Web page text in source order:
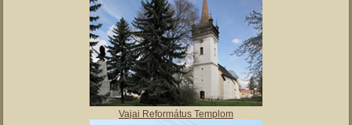
Vajai Református Templom